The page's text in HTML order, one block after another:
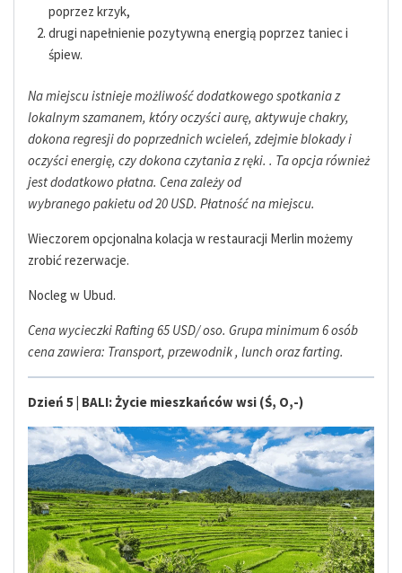
poprzez krzyk,
drugi napełnienie pozytywną energią poprzez taniec i
śpiew.
Na miejscu istnieje możliwość dodatkowego spotkania z
lokalnym szamanem, który oczyści aurę, aktywuje chakry,
dokona regresji do poprzednich wcieleń, zdejmie blokady i
oczyści energię, czy dokona czytania z ręki. . Ta opcja również
jest dodatkowo płatna. Cena zależy od
wybranego pakietu od 20 USD. Płatność na miejscu.
Wieczorem opcjonalna kolacja w restauracji Merlin możemy
zrobić rezerwacje.
Nocleg w Ubud.
Cena wycieczki Rafting 65 USD/ oso. Grupa minimum 6 osób
cena zawiera: Transport, przewodnik , lunch oraz farting.
Dzień 5 | BALI: Życie mieszkańców wsi (Ś, O,-)